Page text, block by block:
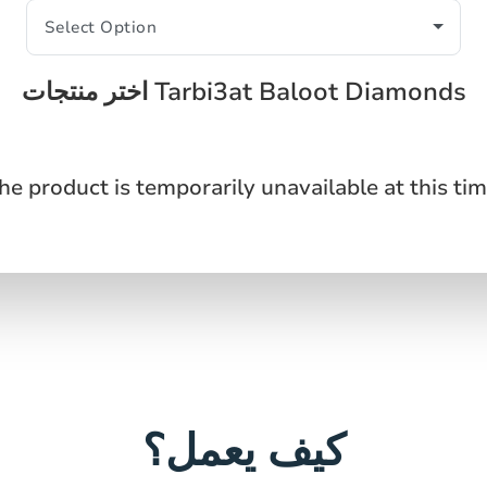
اختر منتجات Tarbi3at Baloot Diamonds
product is temporarily unavailable at this
كيف يعمل؟